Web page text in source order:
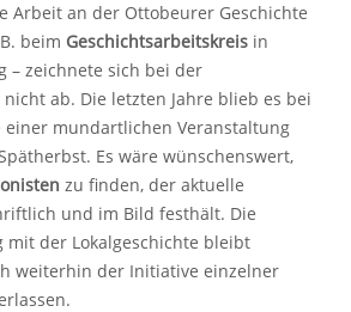
Arbeit an der Ottobeurer Geschichte
beim Geschichtsarbeitskreis in
– zeichnete sich bei der
ab. Die letzten Jahre blieb es bei
einer mundartlichen Veranstaltung
Es wäre wünschenswert,
zu finden, der aktuelle
und im Bild festhält. Die
mit der Lokalgeschichte bleibt
weiterhin der Initiative einzelner